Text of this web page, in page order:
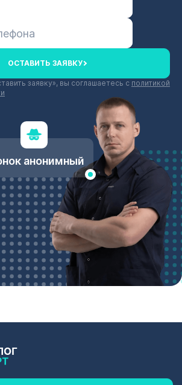
ОСТАВИТЬ ЗАЯВКУ
заявку», вы соглашаетесь с политикой
анонимный